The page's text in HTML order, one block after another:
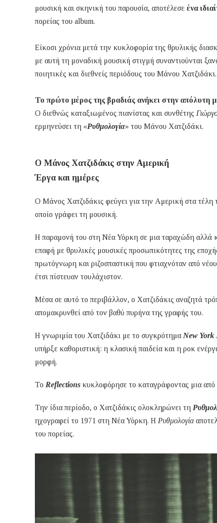
μουσική και σκηνική του παρουσία, αποτέλεσε ένα
πορείας του album.
Είκοσι χρόνια μετά την κυκλοφορία της θρυλικής
με αυτή τη μοναδική μουσική στιγμή συναντιούνται
ποιητικές και διεθνείς περιόδους του Μάνου Χατζιδάκι.
Το πρώτο μέρος της βραδιάς ανήκει στην απόλυτη
Ο διεθνώς καταξιωμένος πιανίστας και συνθέτης
ερμηνεύσει τη «Ρυθμολογία» του Μάνου Χατζιδάκι.
Ο Μάνος Χατζιδάκις στην Αμερική
Έργα και ημέρες
Ο Μάνος Χατζιδάκις φεύγει για την Αμερική στα
οποίο γράφει τη μουσική.
Η παραμονή του στη Νέα Υόρκη σε μια ταραχώδη αλλά
επαφή με θρυλικές μουσικές προσωπικότητες της
πρωτόγνωρη και ριζοσπαστική που φτιαχνόταν από
έτσι πίστευαν τουλάχιστον.
Μέσα σε αυτό το περιβάλλον, ο Χατζιδάκις αναζητά
απομακρυνθεί από τον βαθύ πυρήνα της γραφής του.
Η γνωριμία του Χατζιδάκι με το συγκρότημα New York
υπήρξε καθοριστική: η κλασική παιδεία και η ροκ
μορφή.
Το Reflections κυκλοφόρησε το καταγράφοντας μια από
Την ίδια περίοδο, ο Χατζιδάκις ολοκληρώνει τη
ηχογραφεί το 1971 στη Νέα Υόρκη. Η Ρυθμολογία
του πορείας.